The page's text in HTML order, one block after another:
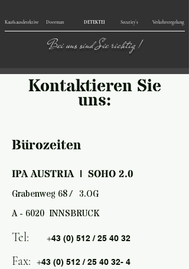
Kaufhausdetektive Doorman DETEKTEI Security´s Verkehrsregelung
Bei uns sind Sie richtig !
Kontaktieren Sie
uns:
Bürozeiten
IPA AUSTRIA | SOHO 2.0
Grabenweg 68 / 3.OG
A - 6020 INNSBRUCK
Tel: +43 (0) 512 / 25 40 32
Fax: +43 (0) 512 /25 40 32- 4